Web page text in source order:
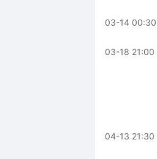
03-14 00:30
03-18 21:00
04-13 21:30